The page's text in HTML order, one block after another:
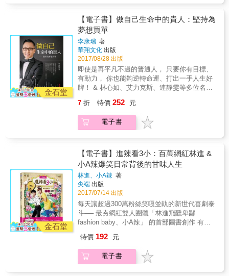
有失敗，只有挫折。挫折就是進三步退兩步，
你還終究是在進步中 &rarr;自己玩的開心，別忘
記拉拔別人，獎勵後進，教導你的後輩
我。──盧廣仲 ˙ 歡笑聲不會停，想像力不會
老，夢想永不停歇。──華特˙迪士尼 ˙ 沒有什麼
是不可能，impossible這個字是說 I&#39;m
possible！──柯德利˙夏萍 本書為2016年出版
《現在，就開始打造夢想：就算被當成傻瓜，
到死了也不要放棄》修訂版。
一輩子聰明人， 選擇安全的路，為五斗米折
腰， 還不如勇敢當一次傻瓜， 奮力追求，直到
夢想到手！ 就算沒有天分，也要有夢的天真！
36個夢想家的成功法則，36則成功者的智慧名
言， 帶你「走自己的路，圓自己的夢，過自己
的人生」！ 別再為你的自甘平凡找藉口！ 周星
馳曾說：做人如果沒有夢想，和鹹魚有什麼區
別呢？& 一年過去了，你是活了365天？還是活
了1天，重複了364次。 不放手，直到夢想到
手！ ˙ 追夢只怕來不及。──齊柏林 ˙ 再不去
上沒有任何一個人可以阻止你去實現夢想和自
我。──盧廣仲 ˙ 歡笑聲不會停，想像力不會
老，夢想永不停歇。──華特˙迪士尼 ˙ 沒有什麼
possible！──柯德利˙夏萍 本書為2016年出版
《現在，就開始打造夢想：就算被當成傻瓜，
到死了也不要放棄》修訂版。
金石堂
【電子書】做自己生命中的貴人：堅持為
夢想買單
李康瑞 著
華翔文化 出版
2017/08/28 出版
即使是再平凡不過的普通人， 只要你有目標、
有動力， 你也能夠逆轉命運、打出一手人生好
牌！ & 林心如、艾力克斯、連靜雯等多位名人
不再是夢想！ & 讓作者陪你走一段從增加信
心，到懂得行動的成功之路吧！ 以六十個成功
心法為概念，提供讀者每天一則正能量文章，
的！而獲得成功的關鍵，就是相信自己，做自
己生命中的貴人，讓自己擁有成功者的「思
維」，加上行動力與勇氣，你也能攀上巔峰，
人生一定可以超出你預料之外的精彩！ & 給社
會新鮮人一個奮鬥的信心、給正在打拼的上班
族一個激勵的能量、更是給失意落魄、懷疑自
己的人一劑強心針。書中傳遞的希望與正能
量，能讓心靈能獲得無比的鼓舞和力量！ & 失
敗是成功的開始 大部分的人都在分享成功，李
康瑞跳脫框架思維，樂於分享一路以來的挫敗
數絕對比我們多，他們成功之前做了多少努
力，才是值得我們學習仿效的地方。」「平凡
的我、缺點很多的我都可以達到既定目標了，
7 折 特價 252 元
電子書
金石堂
【電子書】進辣看3小：百萬網紅林進 &
小A辣爆笑日常背後的甘味人生
林進、小A辣 著
尖端 出版
2017/07/14 出版
每天讓超過300萬粉絲笑嘎並軌的新世代喜劇泰
斗── 最夯網紅雙人團體「林進飛醺卑鄙
fashion baby、小A辣」 的首部圖書創作 有人
道在「紅3小？」 有人說：搞不懂每天對著手
機大笑的人，到底在「看3小？」 你不懂的3
小？他們默默創造出超過3百萬人氣！！ 每一
特價 192 元
電子書